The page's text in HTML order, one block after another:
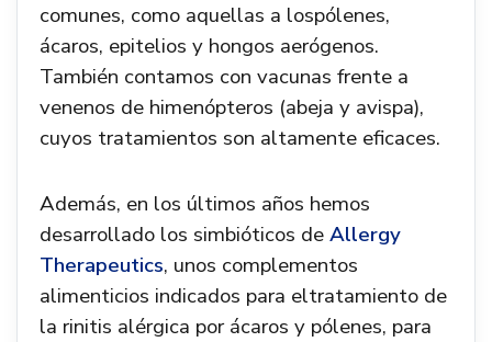
comunes, como aquellas a lospólenes,
ácaros, epitelios y hongos aerógenos.
También contamos con vacunas frente a
venenos de himenópteros (abeja y avispa),
cuyos tratamientos son altamente eficaces.
Además, en los últimos años hemos
desarrollado los simbióticos deAllergy
Therapeutics, unos complementos
alimenticios indicados para eltratamiento de
la rinitis alérgica por ácaros y pólenes, para